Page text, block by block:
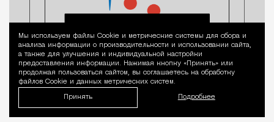
Уведомление
Мы используем файлы Сookie и метрические системы для сбора и
анализа информации о производительности и использовании сайта,
а также для улучшения и индивидуальной настройки
предоставления информации. Нажимая кнопку «Принять» или
продолжая пользоваться сайтом, вы соглашаетесь на обработку
файлов Cookie и данных метрических систем.
Принять Подробнее